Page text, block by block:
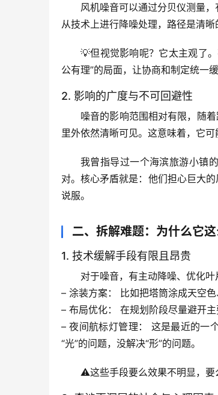
风机噪音可以通过分贝仪测量
从技术上进行降噪处理，路径是清晰
💡但视觉影响呢？它太主观了
公有理”的局面，让协商和制定统一
2. 影响的广度与不可回避性
噪音的影响范围相对有限，随
里外依然清晰可见。这意味着，它
我曾指导过一个海滨旅游小镇
对。核心矛盾就是：他们担心巨大的
说服。
二、拆解难题：为什么它这
1. 技术缓解手段有限且昂贵
对于噪音，有主动降噪、优化
– 涂装方案：
比如把塔筒涂成天空
– 布局优化：
在规划阶段尽量避开
– 夜间航标灯管理：
这是最近的一
“光”的问题，没解决“形”的问题。
⚠️这些手段要么效果不明显，要